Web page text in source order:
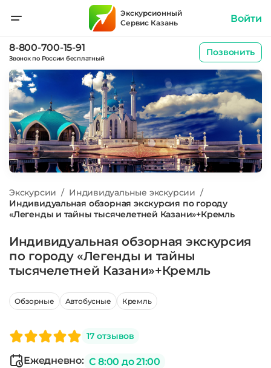
8-800-700-15-91
Звонок по России бесплатный
Позвонить
Экскурсионный
Сервис Казань
Войти
Экскурсии / Индивидуальные экскурсии /
Индивидуальная обзорная экскурсия по городу
«Легенды и тайны тысячелетней Казани»+Кремль
Индивидуальная обзорная экскурсия
по городу «Легенды и тайны
тысячелетней Казани»+Кремль
Обзорные Автобусные Кремль
17 отзывов
Ежедневно: С 8:00 до 21:00